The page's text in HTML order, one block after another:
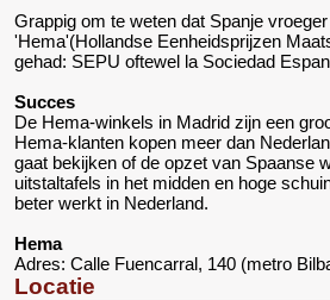
Grappig om te weten dat Spanje
'Hema'(Hollandse Eenheidsprijzen
gehad: SEPU oftewel la Sociedad
Succes
De Hema-winkels in Madrid zijn een
Hema-klanten kopen meer dan
gaat bekijken of de opzet van Spaanse
uitstaltafels in het midden en hoge
beter werkt in Nederland.
Hema
Adres: Calle Fuencarral, 140 (metro
Locatie